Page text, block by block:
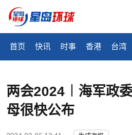
首页 快讯 时事 香港 台湾
两会2024︱海军政
母很快公布